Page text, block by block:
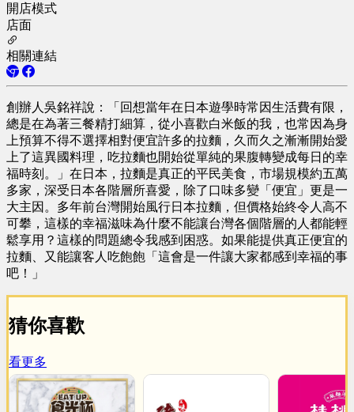
開店模式
店面
相關連結
創辦人吳銘祥說：「回想當年在日本遊學時常因生活費有限，
總是在為著三餐精打細算，從小喜歡白米飯的我，也常因為身
上預算不得不選擇相對便宜許多的拉麵，久而久之漸漸開始愛
上了這異國料理，吃拉麵也開始從單純的果腹轉變成每日的幸
福時刻。」在日本，拉麵是真正的平民美食，市場規模約五萬
多家，深受日本各階層所喜愛，除了口味多變「便宜」更是一
大主因。多年前台灣開始風行日本拉麵，但價格始終令人高不
可攀，這樣的幸福滋味為什麼不能讓台灣各個階層的人都能輕
鬆享用？這樣的問題總令我感到困惑。如果能提供真正便宜的
拉麵、又能讓客人吃飽飽「這會是一件讓大家都感到幸福的事
吧！」
猜你喜歡
看更多